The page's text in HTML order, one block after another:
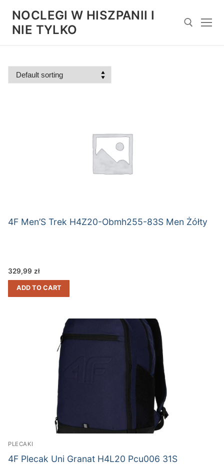
treści
NOCLEGI W HISZPANII I
NIE TYLKO
Szukaj:
4F Men’S Trek H4Z20-Obmh255-83S Men Żółty
329,99 zł
ADD TO CART
PLECAKI
4F Plecak Uni Granat H4L20 Pcu006 31S